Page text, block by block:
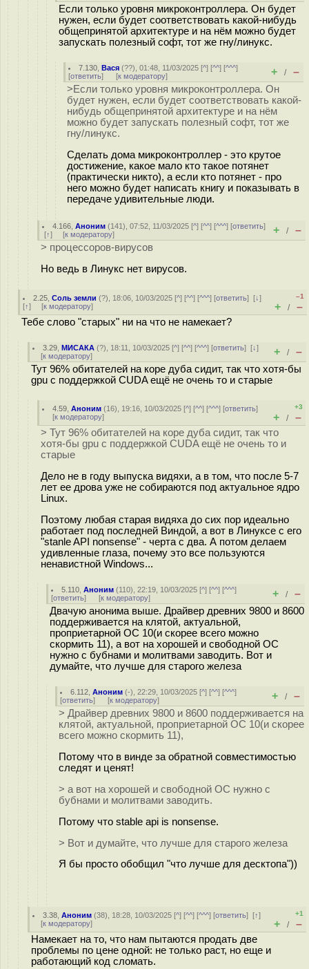
Если только уровня микроконтроллера. Он будет
нужен, если будет соответствовать какой-нибудь
общепринятой архитектуре и на нём можно будет
запускать полезный софт, тот же гну/линукс.
7.130 ,Вася (??), 01:48, 11/03/2025 [^] [^^] [^^^]
[ответить] [к модератору] + / –
>Если только уровня микроконтроллера. Он
будет нужен, если будет соответствовать какой-
нибудь общепринятой архитектуре и на нём
можно будет запускать полезный софт, тот же
гну/линукс.
Сделать дома микроконтроллер - это крутое
достижение, какое мало кто такое потянет
(практически никто), а если кто потянет - про
него можно будет написать книгу и показывать в
передаче удивительные люди.
4.166 ,Аноним (141), 07:52, 11/03/2025 [^] [^^] [^^^] [ответить]
[↑] [к модератору] + / –
> процессоров-вирусов
Но ведь в Линукс нет вирусов.
2.25 ,Соль земли (?), 18:06, 10/03/2025 [^] [^^] [^^^] [ответить][↓]
[↑] [к модератору]
–1
+ / –
Тебе слово "старых" ни на что не намекает?
3.29 ,МИСАКА (?), 18:11, 10/03/2025 [^] [^^] [^^^] [ответить][↓]
[к модератору] + / –
Тут 96% обитателей на коре дуба сидит, так что хотя-бы
gpu с поддержкой CUDA ещё не очень то и старые
4.59 ,Аноним (16), 19:16, 10/03/2025 [^] [^^] [^^^] [ответить]
[к модератору]
+3
+ / –
> Тут 96% обитателей на коре дуба сидит, так что
хотя-бы gpu с поддержкой CUDA ещё не очень то и
старые
Дело не в году выпуска видяхи, а в том, что после 5-7
лет ее дрова уже не собираются под актуальное ядро
Linux.
Поэтому любая старая видяха до сих пор идеально
работает под последней Виндой, а вот в Линуксе с его
"stanle API nonsense" - черта с два. А потом делаем
удивленные глаза, почему это все пользуются
ненавистной Windows...
5.110 ,Аноним (110), 22:19, 10/03/2025 [^] [^^] [^^^]
[ответить] [к модератору] + / –
Двачую анонима выше. Драйвер древних 9800 и 8600
поддерживается на клятой, актуальной,
проприетарной ОС 10(и скорее всего можно
скормить 11), а вот на хорошей и свободной ОС
нужно с бубнами и молитвами заводить. Вот и
думайте, что лучше для старого железа
6.112 ,Аноним (-), 22:29, 10/03/2025 [^] [^^] [^^^]
[ответить] [к модератору] + / –
> Драйвер древних 9800 и 8600 поддерживается на
клятой, актуальной, проприетарной ОС 10(и скорее
всего можно скормить 11),
Потому что в винде за обратной совместимостью
следят и ценят!
> а вот на хорошей и свободной ОС нужно с
бубнами и молитвами заводить.
Потому что stable api is nonsense.
> Вот и думайте, что лучше для старого железа
Я бы просто обобщил "что лучше для десктопа"))
3.38 ,Аноним (38), 18:28, 10/03/2025 [^] [^^] [^^^] [ответить][↑]
[к модератору]
+1
+ / –
Намекает на то, что нам пытаются продать две
проблемы по цене одной: не только раст, но еще и
работающий код сломать.